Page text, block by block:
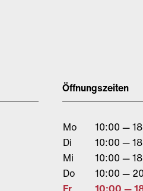
Öffnungszeiten
Mo
10:00 —
Di
10:00 —
Mi
10:00 —
Do
10:00 —